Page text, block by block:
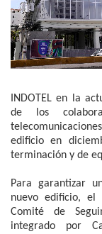
INDOTEL en la
de los
edificio en
terminación y de
Para garantizar
nuevo edificio, el
Comité de
integrado por